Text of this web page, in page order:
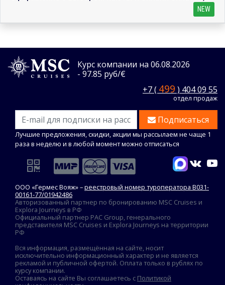
NEW
Курс компании на 06.08.2026
- 97.85 руб/€
+7 ( 499 ) 404 09 55
отдел продаж
Подписаться
Лучшие предложения, скидки, акции мы рассылаем не чаще 1
раза в неделю и в любой момент можно отписаться
ООО «Гермес Вояж» –реестровый номер туроператора В031-
00161-77/01942486
Авторизованный партнер по бронированию MSC Cruises и
Explora Journeys в РФ
Официальный партнер PAC Group, генерального
представителя MSC Cruises и Explora Journeys на территории
РФ
Вся информация, размещённая на сайте, носит
исключительно информационный характер и не является
рекламой и публичной офертой. Оплата только в рублях по
курсу компании.
Оставаясь на сайте Вы соглашаетесь с Политикой